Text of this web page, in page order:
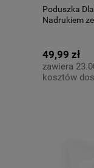
Poduszka
Nadrukiem
49,99 zł
zawiera
kosztów